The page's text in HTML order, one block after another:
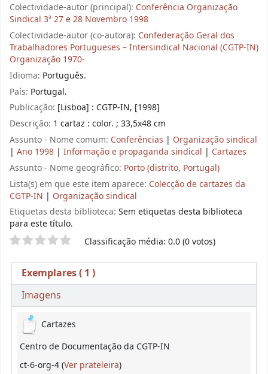
Colectividade-autor (principal): Conferência Organização
Sindical 3ª 27 e 28 Novembro 1998
Colectividade-autor (co-autora): Confederação Geral dos
Trabalhadores Portugueses – Intersindical Nacional (CGTP-IN)
Organização 1970-
Idioma: Português.
País: Portugal.
Publicação: [Lisboa] : CGTP-IN, [1998]
Descrição: 1 cartaz : color. ; 33,5x48 cm
Assunto - Nome comum: Conferências | Organização sindical
| Ano 1998 | Informação e propaganda sindical | Cartazes
Assunto - Nome geográfico: Porto (distrito, Portugal)
Lista(s) em que este item aparece: Colecção de cartazes da
CGTP-IN | Organização sindical
Etiquetas desta biblioteca: Sem etiquetas desta biblioteca
para este título.
Pontuação Classificação média: 0.0 (0 votos)
Exemplares( 1 )
Imagens
Exemplares
Cartazes
Centro de Documentação da CGTP-IN
ct-6-org-4 (Ver prateleira(Abre abaixo)
)